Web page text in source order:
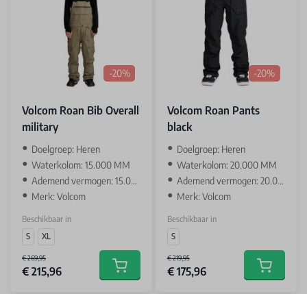
-20%
Volcom Roan Bib Overall
military
Doelgroep: Heren
Waterkolom: 15.000 MM
Ademend vermogen: 15.000 GR
Merk: Volcom
Beschikbaar in
S
XL
€ 269,95
€ 215,96 Add to cart
-20%
Volcom Roan Pants
black
Doelgroep: Heren
Waterkolom: 20.000 MM
Ademend vermogen: 20.000 GR
Merk: Volcom
Beschikbaar in
S
€ 219,95
€ 175,96 Add to